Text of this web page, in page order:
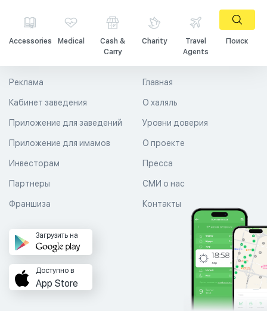
Accessories Medical
Cash &
Carry
Charity
Travel
Agents
Поиск
Главная
О халяль
Уровни доверия
Реклама
Кабинет заведения
Приложение для заведений
Приложение для имамов О проекте
Пресса
СМИ о нас
Контакты
Инвесторам
Партнеры
Франшиза
Загрузить на
Доступно в
App Store